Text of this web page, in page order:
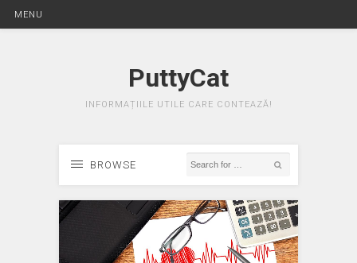
MENU
PuttyCat
INFORMAȚIILE UTILE CARE CONTEAZĂ!
BROWSE